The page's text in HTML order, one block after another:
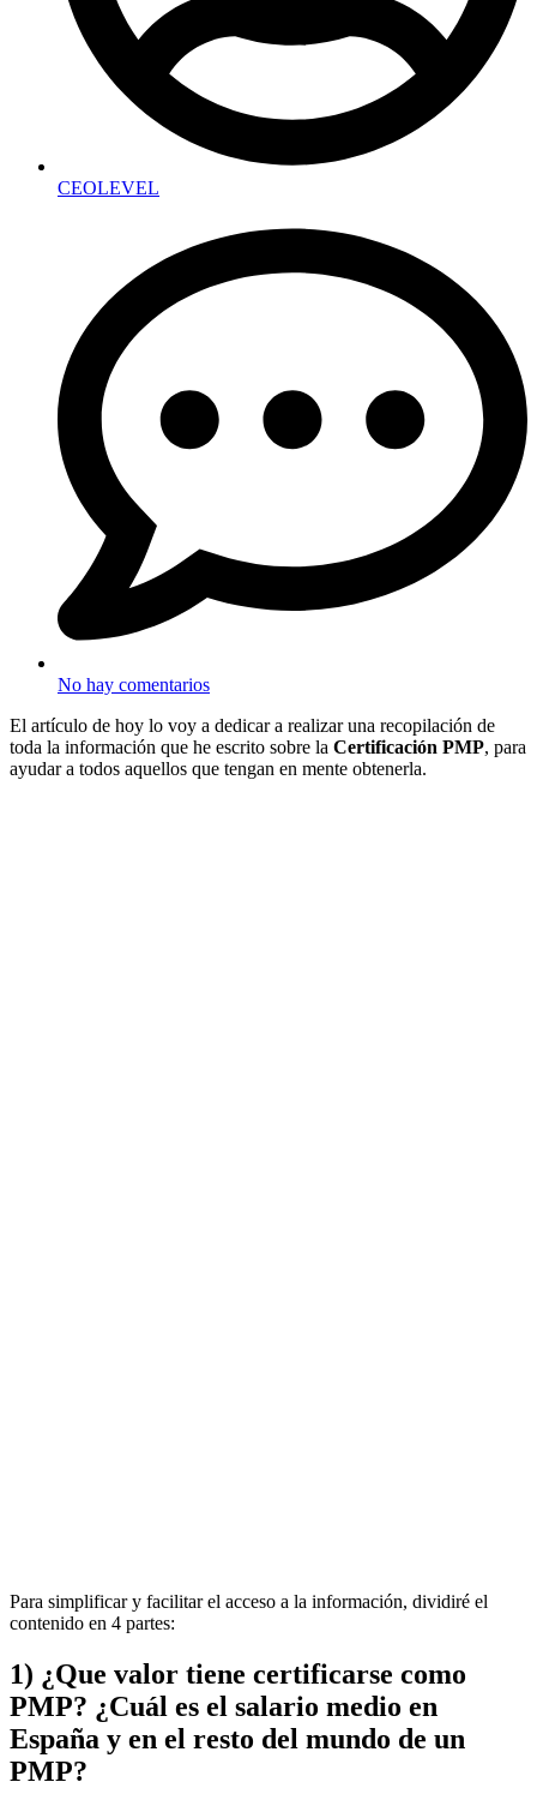
CEOLEVEL
No hay comentarios
El artículo de hoy lo voy a dedicar a realizar una recopilación de
toda la información que he escrito sobre la Certificación PMP, para
ayudar a todos aquellos que tengan en mente obtenerla.
Para simplificar y facilitar el acceso a la información, dividiré el
contenido en 4 partes:
1) ¿Que valor tiene certificarse como
PMP? ¿Cuál es el salario medio en
España y en el resto del mundo de un
PMP?